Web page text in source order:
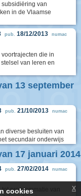
van
in de Vlaamse
pub. 18/12/2013 numac
die in
van leren en
13 september
pub. 21/10/2013 numac
diverse besluiten van
secundair onderwijs
17 januari 2014
pub. 27/02/2014 numac
programmatie van
cookies x